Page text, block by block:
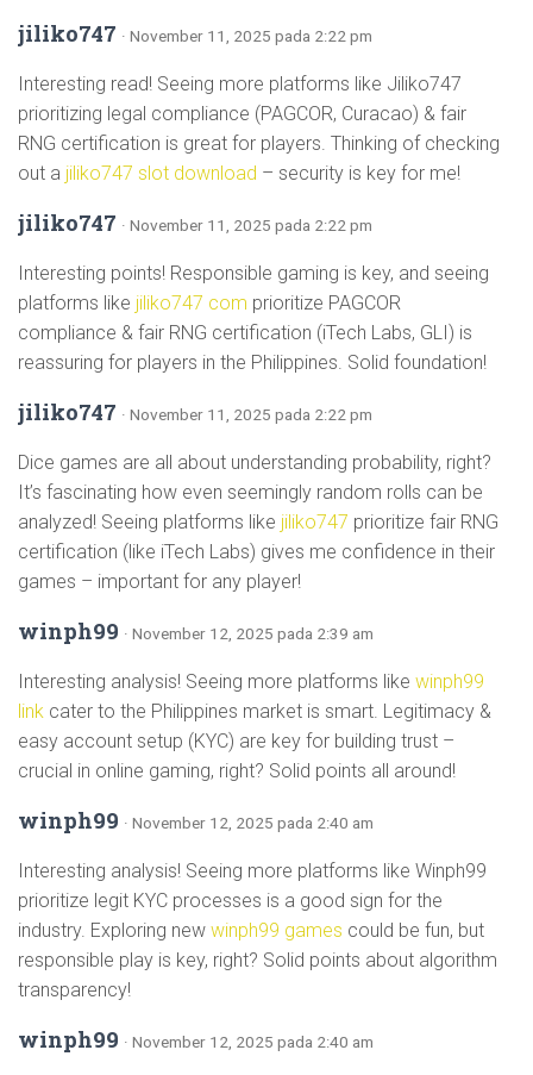
jiliko747 · November 11, 2025 pada 2:22 pm
Interesting read! Seeing more platforms like Jiliko747
prioritizing legal compliance (PAGCOR, Curacao) & fair
RNG certification is great for players. Thinking of checking
out a jiliko747 slot download – security is key for me!
jiliko747 · November 11, 2025 pada 2:22 pm
Interesting points! Responsible gaming is key, and seeing
platforms like jiliko747 com prioritize PAGCOR
compliance & fair RNG certification (iTech Labs, GLI) is
reassuring for players in the Philippines. Solid foundation!
jiliko747 · November 11, 2025 pada 2:22 pm
Dice games are all about understanding probability, right?
It’s fascinating how even seemingly random rolls can be
analyzed! Seeing platforms like jiliko747 prioritize fair RNG
certification (like iTech Labs) gives me confidence in their
games – important for any player!
winph99 · November 12, 2025 pada 2:39 am
Interesting analysis! Seeing more platforms like winph99
link cater to the Philippines market is smart. Legitimacy &
easy account setup (KYC) are key for building trust –
crucial in online gaming, right? Solid points all around!
winph99 · November 12, 2025 pada 2:40 am
Interesting analysis! Seeing more platforms like Winph99
prioritize legit KYC processes is a good sign for the
industry. Exploring new winph99 games could be fun, but
responsible play is key, right? Solid points about algorithm
transparency!
winph99 · November 12, 2025 pada 2:40 am